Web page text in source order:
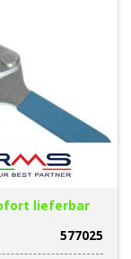
lieferbar
577025